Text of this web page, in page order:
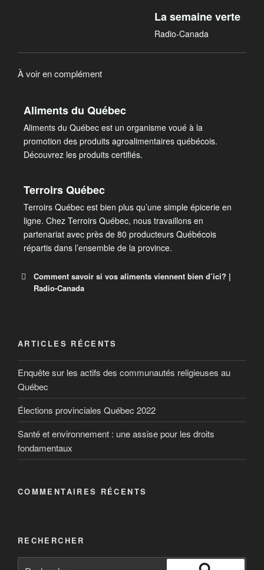
La semaine verte
Radio-Canada
À voir en complément
Aliments du Québec
Aliments du Québec est un organisme voué à la
promotion des produits agroalimentaires québécois.
Découvrez les produits certifiés.
Terroirs Québec
Terroirs Québec est bien plus qu’une simple épicerie en
ligne. Chez Terroirs Québec, nous travaillons en
partenariat avec près de 80 producteurs Québécois
répartis dans l’ensemble de la province.
Comment savoir si vos aliments viennent bien d’ici? |
Radio-Canada
viennent bien d’ici?
Produit du Canada, préparé au Canada, importé
par… Avec le nouvel accord économique entre le
Canada, les États-Unis et le Mexique, la provenance
des aliments apparaît plus que jamais comme un
critère d’achat important pour les consommateurs
ARTICLES RÉCENTS
Enquête sur les actifs des communautés religieuses au
Québec
Élections provinciales Québec 2022
Santé et environnement : une assise pour les droits
fondamentaux
COMMENTAIRES RÉCENTS
RECHERCHER